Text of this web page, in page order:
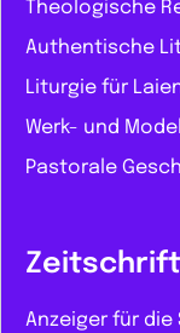
Theologische
Authentische
Liturgie für
Werk- und
Pastorale
Anzeiger für die